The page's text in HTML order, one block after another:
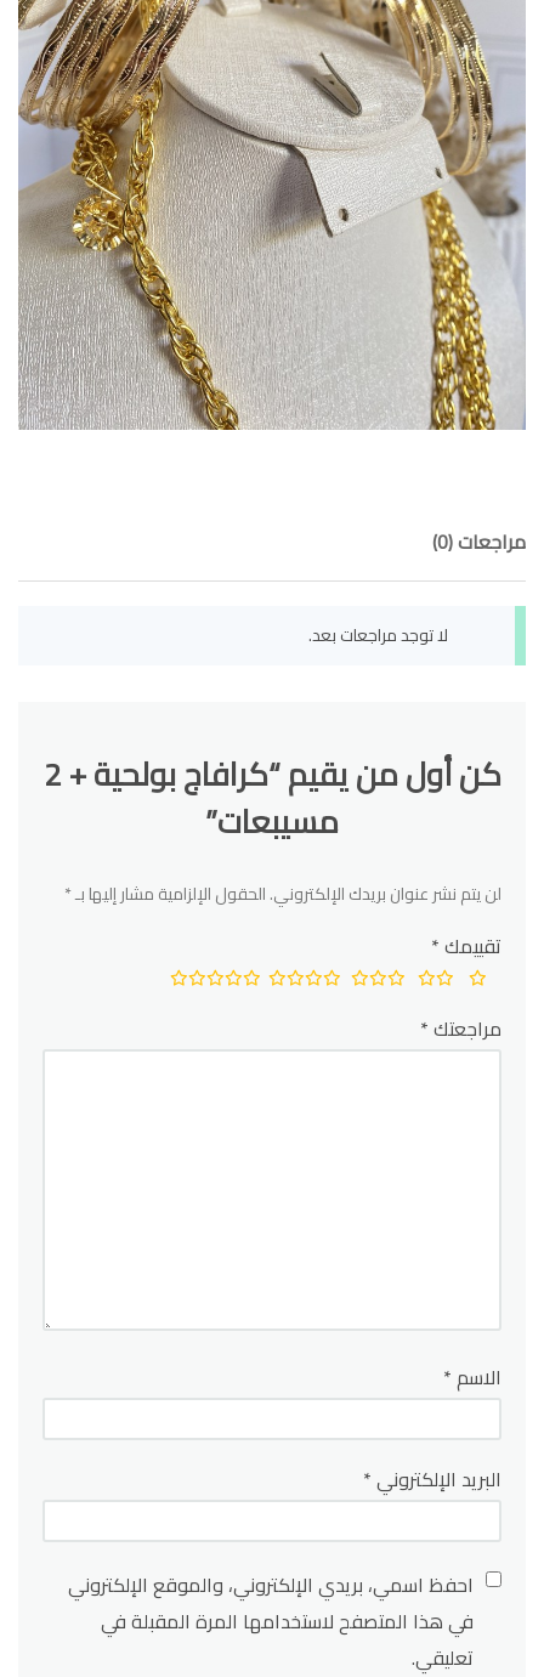
مراجعات (0)
لا توجد مراجعات بعد.
كن أول من يقيم “كرافاج بولحية + 2
مسيبعات”
لن يتم نشر عنوان بريدك الإلكتروني.الحقول الإلزامية مشار إليها بـ*
تقييمك*
مراجعتك*
الاسم*
البريد الإلكتروني*
احفظ اسمي، بريدي الإلكتروني، والموقع الإلكتروني
في هذا المتصفح لاستخدامها المرة المقبلة في
تعليقي.